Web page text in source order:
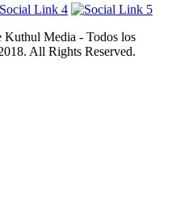
Kuthul Media - Todos los
All Rights Reserved.